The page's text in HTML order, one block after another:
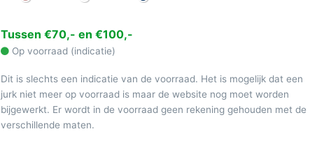
Tussen €70,- en €100,-
Op voorraad (indicatie)
Dit is slechts een indicatie van de voorraad. Het is mogelijk dat een
jurk niet meer op voorraad is maar de website nog moet worden
bijgewerkt. Er wordt in de voorraad geen rekening gehouden met de
verschillende maten.